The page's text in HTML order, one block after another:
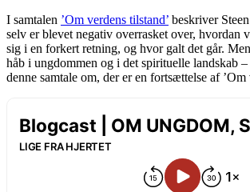
I samtalen ’Om verdens tilstand’ beskriver
selv er blevet negativ overrasket over, hvordan
sig i en forkert retning, og hvor galt det går.
håb i ungdommen og i det spirituelle landskab
denne samtale om, der er en fortsættelse af ’Om